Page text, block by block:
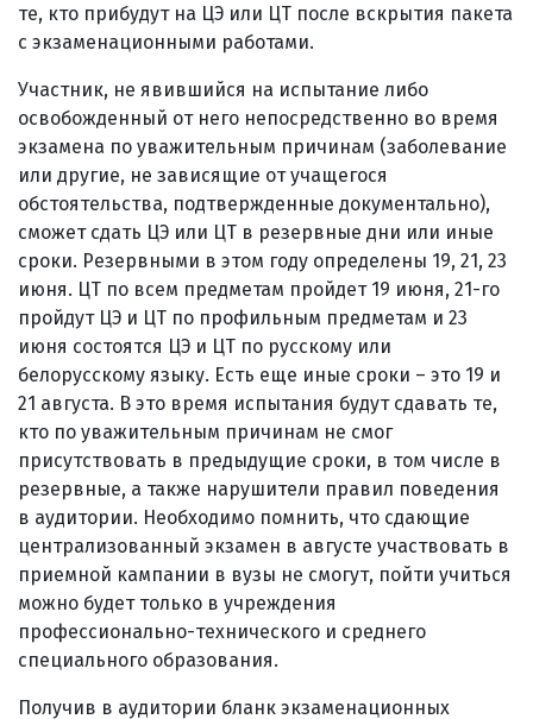
те, кто прибудут на ЦЭ или ЦТ после вскрытия пакета
с экзаменационными работами.
Участник, не явившийся на испытание либо
освобожденный от него непосредственно во время
экзамена по уважительным причинам (заболевание
или другие, не зависящие от учащегося
обстоятельства, подтвержденные документально),
сможет сдать ЦЭ или ЦТ в резервные дни или иные
сроки. Резервными в этом году определены 19, 21, 23
июня. ЦТ по всем предметам пройдет 19 июня, 21-го
пройдут ЦЭ и ЦТ по профильным предметам и 23
июня состоятся ЦЭ и ЦТ по русскому или
белорусскому языку. Есть еще иные сроки – это 19 и
21 августа. В это время испытания будут сдавать те,
кто по уважительным причинам не смог
присутствовать в предыдущие сроки, в том числе в
резервные, а также нарушители правил поведения
в аудитории. Необходимо помнить, что сдающие
централизованный экзамен в августе участвовать в
приемной кампании в вузы не смогут, пойти учиться
можно будет только в учреждения
профессионально-технического и среднего
специального образования.
Получив в аудитории бланк экзаменационных